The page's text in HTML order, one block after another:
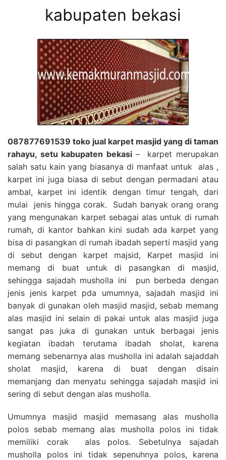
kabupaten bekasi
087877691539 toko jual karpet masjid yang di taman
rahayu, setu kabupaten bekasi– karpet merupakan
salah satu kain yang biasanya di manfaat untuk alas ,
karpet ini juga biasa di sebut dengan permadani atau
ambal, karpet ini identik dengan timur tengah, dari
mulai jenis hingga corak. Sudah banyak orang orang
yang mengunakan karpet sebagai alas untuk di rumah
rumah, di kantor bahkan kini sudah ada karpet yang
bisa di pasangkan di rumah ibadah seperti masjid yang
di sebut dengan karpet majsid, Karpet masjid ini
memang di buat untuk di pasangkan di masjid,
sehingga sajadah musholla ini pun berbeda dengan
jenis jenis karpet pda umumnya, sajadah masjid ini
banyak di gunakan oleh masjid masjid, sebab memang
alas masjid ini selain di pakai untuk alas masjid juga
sangat pas juka di gunakan untuk berbagai jenis
kegiatan ibadah terutama ibadah sholat, karena
memang sebenarnya alas musholla ini adalah sajaddah
sholat masjid, karena di buat dengan disain
memanjang dan menyatu sehingga sajadah masjid ini
sering di sebut dengan alas musholla.
Umumnya masjid masjid memasang alas musholla
polos sebab memang alas musholla polos ini tidak
memiliki corak alas polos. Sebetulnya sajadah
musholla polos ini tidak sepenuhnya polos, karena